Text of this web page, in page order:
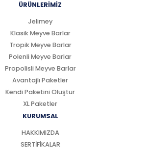
ÜRÜNLERİMİZ
Jelimey
Klasik Meyve Barlar
Tropik Meyve Barlar
Polenli Meyve Barlar
Propolisli Meyve Barlar
Avantajlı Paketler
Kendi Paketini Oluştur
XL Paketler
KURUMSAL
HAKKIMIZDA
SERTİFİKALAR